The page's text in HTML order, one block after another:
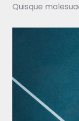
Quisque